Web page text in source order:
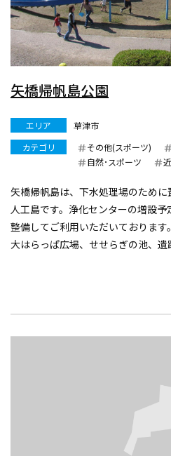
矢橋帰帆島公園
エリア
草津市
カテゴリ
その他(スポーツ)
自然･スポーツ
矢橋帰帆島は、下水処理場のため
人工島です。浄化センターの増設
整備してご利用いただいております
大はらっぱ広場、せせらぎの池、